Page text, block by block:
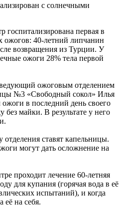
с солнечными
госпитализирована первая в
ожогов: 40-летний липчанин
возвращения из Турции. У
ожоги 28% тела первой
ожоговым отделением
№3 «Свободный сокол» Илья
в последний день своего
без майки. В результате у него
ставят капельницы.
могут дать осложнение на
проходит лечение 60-летняя
для купания (горячая вода в её
испытаний), и когда
её на себя.